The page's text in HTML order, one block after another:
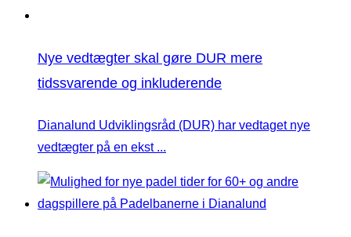
Nye vedtægter skal gøre DUR mere
tidssvarende og inkluderende
Dianalund Udviklingsråd (DUR) har vedtaget nye
vedtægter på en ekst ...